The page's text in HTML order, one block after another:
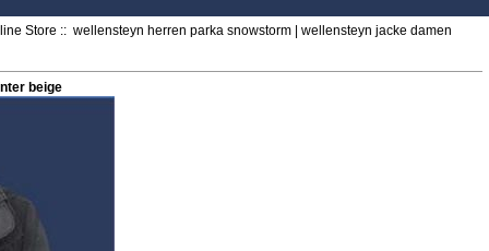
Store :: wellensteyn herren parka snowstorm | wellensteyn jacke damen
beige